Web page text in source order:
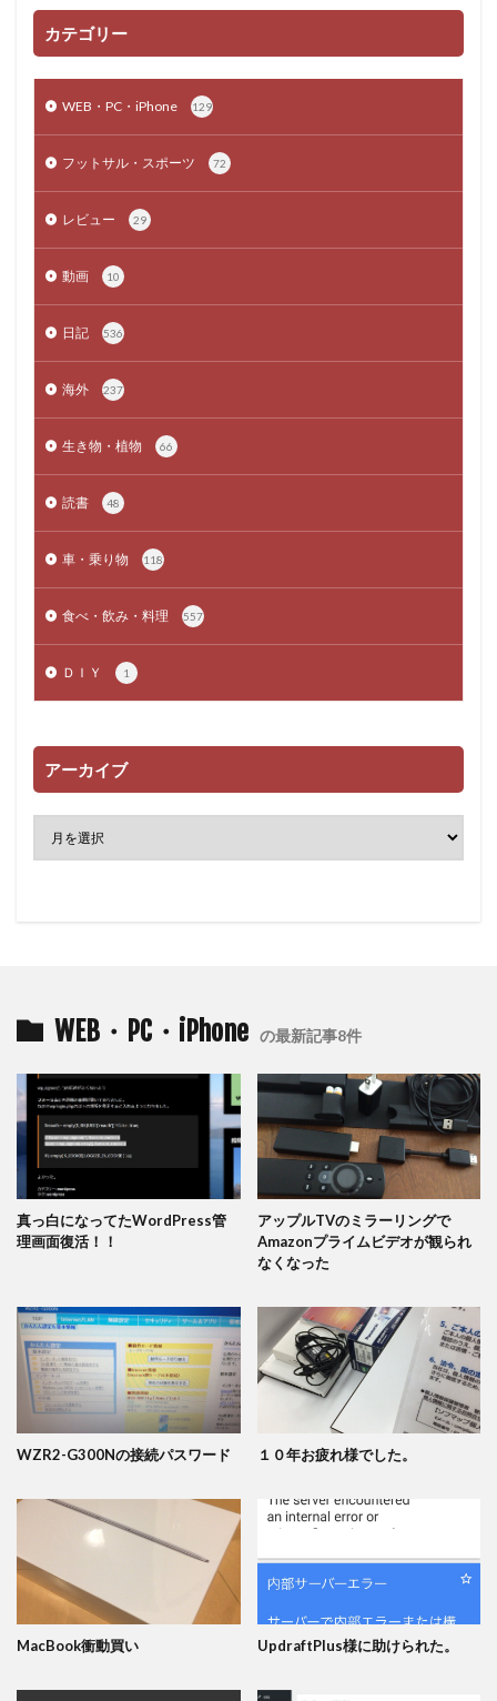
カテゴリー
WEB・PC・iPhone 129
フットサル・スポーツ 72
レビュー 29
動画 10
日記 536
海外 237
生き物・植物 66
読書 48
車・乗り物 118
食べ・飲み・料理 557
ＤＩＹ 1
アーカイブ
WEB・PC・iPhone の最新記事8件
真っ白になってたWordPress管
理画面復活！！
アップルTVのミラーリングで
Amazonプライムビデオが観られ
なくなった
WZR2-G300Nの接続パスワード １０年お疲れ様でした。
MacBook衝動買い UpdraftPlus様に助けられた。